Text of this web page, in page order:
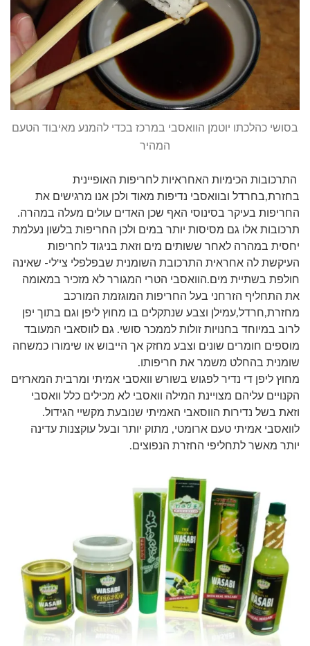
בסושי כהלכתו יוטמן הוואסבי במרכז בכדי להמנע מאיבוד הטעם
המהיר
התרכובות הכימיות האחראיות לחריפות האופיינית
בחזרת,בחרדל ובוואסבי נדיפות מאוד ולכן אנו מרגישים את
החריפות בעיקר בסינוסי האף שכן האדים עולים מעלה במהרה.
תרכובות אלו גם מסיסות יותר במים ולכן החריפות בלשון נעלמת
יחסית במהרה לאחר ששותים מים וזאת בניגוד לחריפות
העיקשת לה אחראית התרכובת השומנית שבפלפלי צי'לי- שאינה
חולפת בשתיית מים.הוואסבי הטרי המגורר לא מזכיר במאומה
את התחליף הזרחני בעל החריפות המוגזמת המורכב
מחזרת,חרדל,עמילן וצבע שנתקלים בו מחוץ ליפן וגם בתוך יפן
לרוב במיוחד בחנויות זולות לממכר סושי. גם לווסאבי המעובד
מוספים חומרים שונים וצבע מחזק אך הייבוש או שימורו כמשחה
שומנית בהחלט משמר את חריפותו.
מחוץ ליפן די נדיר לפגוש בשורש וואסבי אמיתי ומרבית המארזים
הקנויים עליהם מצויינת המילה וואסבי לא מכילים כלל וואסבי
וזאת בשל נדירות הווסאבי האמיתי שנובעת מקשיי הגידול.
לוואסבי אמיתי טעם ארומטי, מתוק יותר ובעל עוקצנות עדינה
יותר מאשר לתחליפי החזרת הנפוצים.